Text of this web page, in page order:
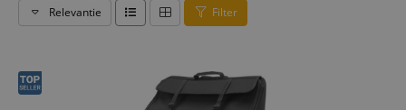
Relevantie Filter